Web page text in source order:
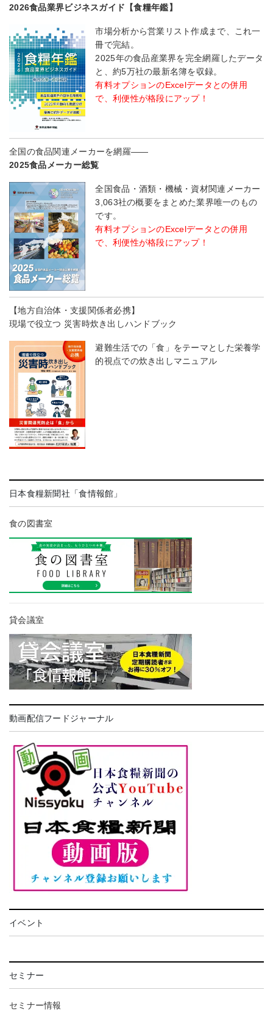
2026食品業界ビジネスガイド【食糧年鑑】
市場分析から営業リスト作成まで、これ一
冊で完結。
2025年の食品産業界を完全網羅したデータ
と、約5万社の最新名簿を収録。
有料オプションのExcelデータとの併用
で、利便性が格段にアップ！
全国の食品関連メーカーを網羅――
2025食品メーカー総覧
全国食品・酒類・機械・資材関連メーカー
3,063社の概要をまとめた業界唯一のもの
です。
有料オプションのExcelデータとの併用
で、利便性が格段にアップ！
【地方自治体・支援関係者必携】
現場で役立つ 災害時炊き出しハンドブック
避難生活での「食」をテーマとした栄養学
的視点での炊き出しマニュアル
日本食糧新聞社「食情報館」
食の図書室
貸会議室
動画配信フードジャーナル
イベント
セミナー
セミナー情報